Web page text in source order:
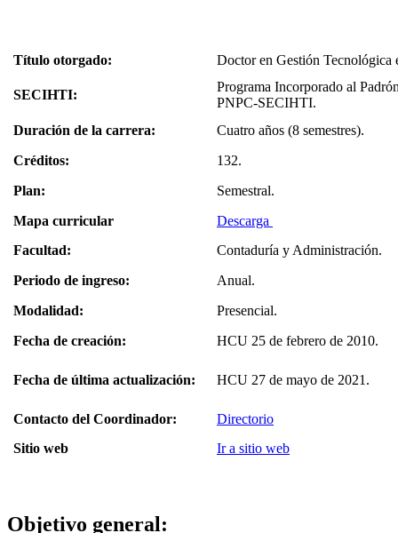
Título otorgado: Doctor en Gestión Tecnológica
SECIHTI:
Programa Incorporado al
PNPC-SECIHTI.
Duración de la carrera:
Cuatro años (8 semestres).
Créditos:
132.
Plan:
Semestral.
Mapa curricular
Descarga
Facultad:
Contaduría y Administración.
Periodo de ingreso:
Anual.
Modalidad:
Presencial.
Fecha de creación:
HCU 25 de febrero de 2010.
Fecha de última actualización: HCU 27 de mayo de 2021.
Contacto del Coordinador:
Directorio
Sitio web
Ir a sitio web
Objetivo general: